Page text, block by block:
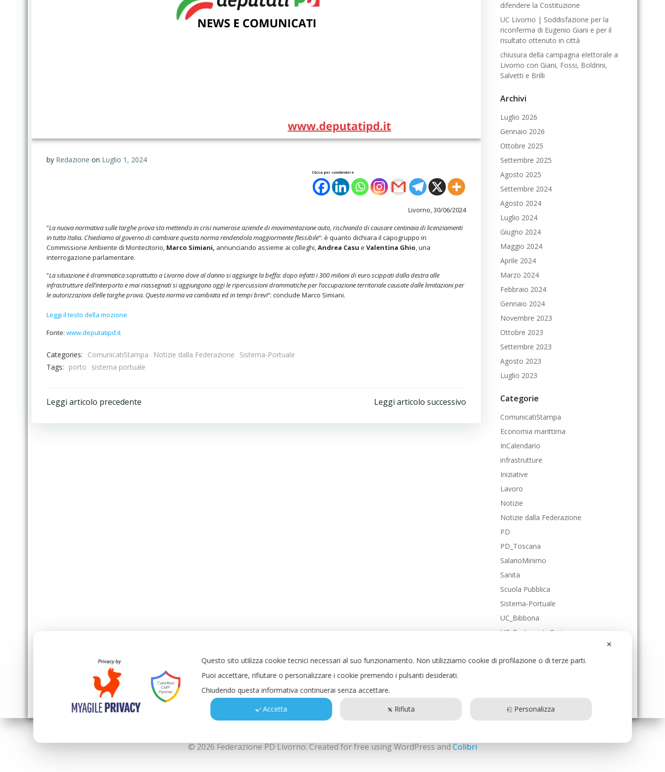
by Redazione on Luglio 1, 2024
Clicca per condividere
Livorno, 30/06/2024
“La nuova normativa sulle targhe prova sta mettendo in crisi numerose aziende di movimentazione auto, rischiando di causare centinaia di licenziamenti
in tutta Italia. Chiediamo al governo di cambiare questa norma rendendola maggiormente flessibile“: è quanto dichiara il capogruppo in
Commissione Ambiente di Montecitorio, Marco Simiani, annunciando assieme ai colleghi,Andrea Casu e Valentina Ghio, una
interrogazione parlamentare.
“La situazione è drammatica soprattutto a Livorno dove al danno si aggiunge la beffa: dopo infatti i 300 milioni di euro scippati dalla destra alle
infrastrutture dell’interporto e mai riassegnati si aggiungono oggi le ripercussioni drammatiche per l’occupazione territoriale causate dalle limitazioni per
le autorizzazioni delle targhe prova. Questa norma va cambiata ed in tempi brevi“: conclude Marco Simiani.
Leggi il testo della mozione
Fonte: www.deputatipd.it
Categories: ComunicatiStampa Notizie dalla Federazione
Sistema-Portuale
Tags:
porto sistema portuale
Post
navigation
Leggi articolo precedente
navigation
Leggi articolo successivo
difendere la Costituzione
UC Livorno | Soddisfazione per la
riconferma di Eugenio Giani e per il
risultato ottenuto in città
chiusura della campagna elettorale a
Livorno con Giani, Fossi, Boldrini,
Salvetti e Brilli
Archivi
Luglio 2026
Gennaio 2026
Ottobre 2025
Settembre 2025
Agosto 2025
Settembre 2024
Agosto 2024
Luglio 2024
Giugno 2024
Maggio 2024
Aprile 2024
Marzo 2024
Febbraio 2024
Gennaio 2024
Novembre 2023
Ottobre 2023
Settembre 2023
Agosto 2023
Luglio 2023
Categorie
ComunicatiStampa
Economia marittima
InCalendario
infrastrutture
Iniziative
Lavoro
Notizie
Notizie dalla Federazione
PD
PD_Toscana
SalarioMinimo
Sanita
Scuola Pubblica
Sistema-Portuale
UC_Bibbona
UC_CastagnetoCcci
UC_Collesalvetti
© 2026 Federazione PD Livorno. Created for free using WordPress and Colibri
✕
Questo sito utilizza cookie tecnici necessari al suo funzionamento. Non utilizziamo cookie di profilazione o di terze parti.
Puoi accettare, rifiutare o personalizzare i cookie premendo i pulsanti desiderati.
Chiudendo questa informativa continuerai senza accettare.
Accetta
Rifiuta Personalizza